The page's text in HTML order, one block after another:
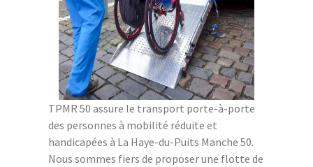
TPMR 50 assure le transport porte-à-porte
des personnes à mobilité réduite et
handicapées à La Haye-du-Puits Manche 50.
Nous sommes fiers de proposer une flotte de